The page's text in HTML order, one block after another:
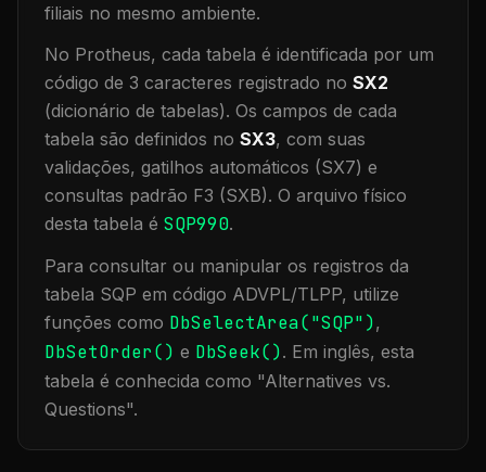
filiais no mesmo ambiente.
No Protheus, cada tabela é identificada por um
código de 3 caracteres registrado no SX2
(dicionário de tabelas). Os campos de cada
tabela são definidos no SX3, com suas
validações, gatilhos automáticos (SX7) e
consultas padrão F3 (SXB). O arquivo físico
desta tabela é SQP990.
Para consultar ou manipular os registros da
tabela SQP em código ADVPL/TLPP, utilize
funções como DbSelectArea("SQP"),
DbSetOrder() e DbSeek(). Em inglês, esta
tabela é conhecida como "Alternatives vs.
Questions".